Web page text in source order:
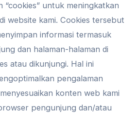
“cookies” untuk meningkatkan
website kami. Cookies tersebut
informasi termasuk
dan halaman-halaman di
atau dikunjungi. Hal ini
pengalaman
konten web kami
pengunjung dan/atau